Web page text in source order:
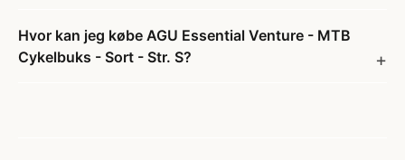
Hvor kan jeg købe AGU Essential Venture - MTB
Cykelbuks - Sort - Str. S?